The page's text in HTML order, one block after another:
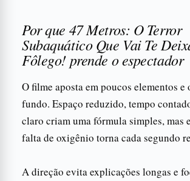
Por que 47 Metros: O Terror
Subaquático Que Vai Te
Fôlego! prende o espectador
O filme aposta em poucos elementos e
fundo. Espaço reduzido, tempo
claro criam uma fórmula simples, mas
falta de oxigênio torna cada segundo
A direção evita explicações longas e